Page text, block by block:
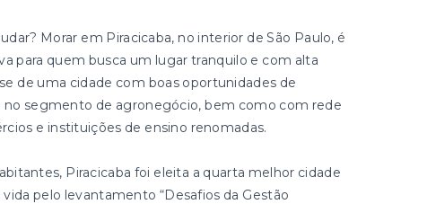
Morar em Piracicaba, no interior de São Paulo, é
para quem busca um lugar tranquilo e com alta
de uma cidade com boas oportunidades de
no segmento de agronegócio, bem como com rede
e instituições de ensino renomadas.
Piracicaba foi eleita a quarta melhor cidade
pelo levantamento “Desafios da Gestão